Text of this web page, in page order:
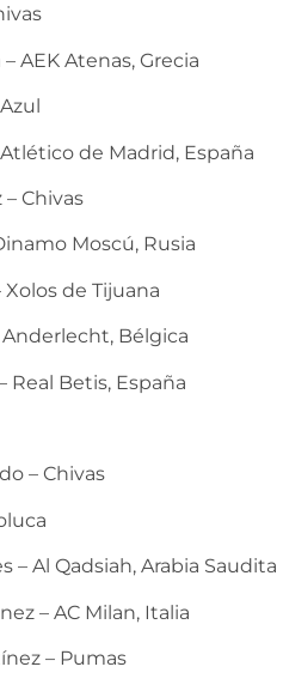
AEK Atenas, Grecia
de Madrid, España
Chivas
Moscú, Rusia
de Tijuana
Bélgica
Real Betis, España
– Chivas
– Al Qadsiah, Arabia Saudita
– AC Milan, Italia
– Pumas